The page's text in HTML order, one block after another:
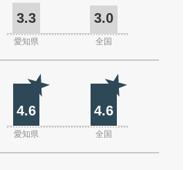
3.3 3.0
愛知県 全国
4.6 4.6
愛知県 全国